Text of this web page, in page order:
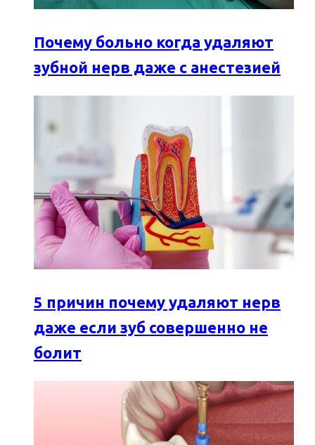
Почему больно когда удаляют
зубной нерв даже с анестезией
5 причин почему удаляют нерв
даже если зуб совершенно не
болит